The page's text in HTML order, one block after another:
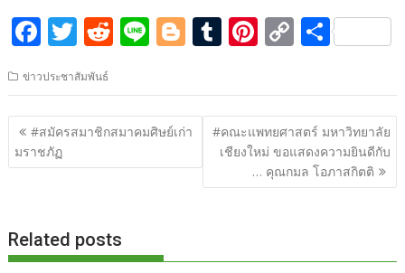
F
e
b
o
o
T
itt
er
R
d
di
t
Li
e
Bl
g
g
er
T
m
bl
r
Pi
er
e
st
C
p
y
Li
n
S
ar
e
ข่าวประชาสัมพันธ์
แนะแนว
เรื่อง
#สมัครสมาชิกสมาคมศิษย์เก่า
มราชภัฏ
#คณะแพทยศาสตร์ มหาวิทยาลัย
เชียงใหม่ ขอแสดงความยินดีกับ
… คุณกมล โอภาสกิตติ
Related posts